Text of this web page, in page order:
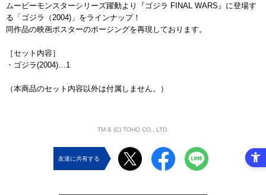
ムービーモンスターシリーズ躍動より『ゴジラ FINAL WARS』に登場す
る「ゴジラ（2004)」をラインナップ！
同作品の映画ポスターのポージングを再現しております。
［セット内容］
・ゴジラ(2004)…1
（本商品のセット内容以外は付属しません。）
TM & (C) TOHO CO., LTD.
友達に共有する